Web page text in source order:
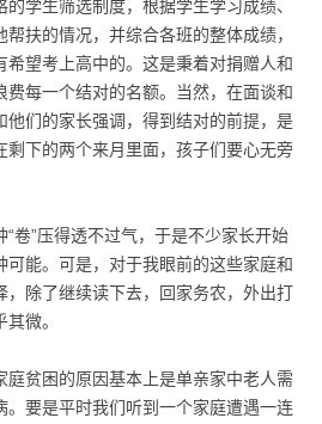
学生筛选制度，根据学生学习成绩、
扶的情况，并综合各班的整体成绩，
希望考上高中的。这是秉着对捐赠人和
费每一个结对的名额。当然，在面谈和
他们的家长强调，得到结对的前提，是
剩下的两个来月里面，孩子们要心无旁
卷”压得透不过气，于是不少家长开始
可能。可是，对于我眼前的这些家庭和
，除了继续读下去，回家务农，外出打
微。
庭贫困的原因基本上是单亲家中老人需
。要是平时我们听到一个家庭遭遇一连